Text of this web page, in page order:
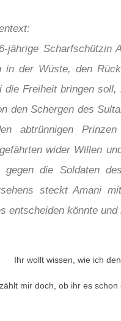
jährige Scharfschützin
in der Wüste, den
die Freiheit bringen
den Schergen des
abtrünnigen
wider Willen
gegen die Soldaten
steckt Amani
entscheiden könnte
Ihr wollt wissen, wie ich
mir doch, ob ihr es